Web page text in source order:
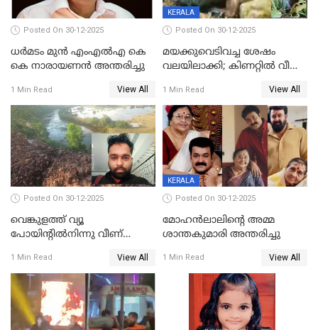
Posted On 30-12-2025
ധർമടം മുൻ എംഎല്‍എ കെ
കെ നാരായണന്‍ അന്തരിച്ചു
1 Min Read View All
KERALA
Posted On 30-12-2025
മയക്കുവെടിവച്ച ശേഷം
വലയിലാക്കി; കിണറ്റിൽ വീണ
1 Min Read View All
Posted On 30-12-2025
വെങ്കുളത്ത് വ്യൂ
പോയിന്റിൽനിന്നു വീണ്
1 Min Read View All
KERALA
Posted On 30-12-2025
മോഹന്‍ലാലിന്‍റെ അമ്മ
ശാന്തകുമാരി അന്തരിച്ചു
1 Min Read View All